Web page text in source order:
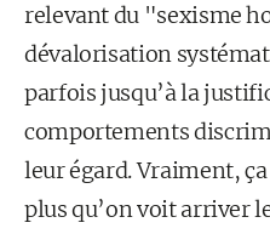
relevant du "sexisme
dévalorisation
parfois jusqu’à la
comportements
leur égard. Vraiment,
plus qu’on voit arriver